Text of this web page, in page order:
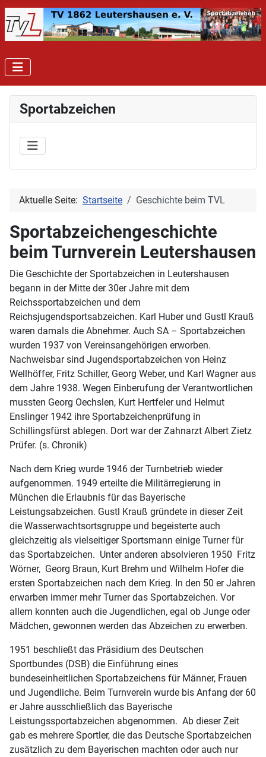
Sportabzeichen
Aktuelle Seite: Startseite Geschichte beim TVL
Sportabzeichengeschichte
beim Turnverein Leutershausen
Die Geschichte der Sportabzeichen in Leutershausen
begann in der Mitte der 30er Jahre mit dem
Reichssportabzeichen und dem
Reichsjugendsportsabzeichen. Karl Huber und Gustl Krauß
waren damals die Abnehmer. Auch SA – Sportabzeichen
wurden 1937 von Vereinsangehörigen erworben.
Nachweisbar sind Jugendsportabzeichen von Heinz
Wellhöffer, Fritz Schiller, Georg Weber, und Karl Wagner aus
dem Jahre 1938. Wegen Einberufung der Verantwortlichen
mussten Georg Oechslen, Kurt Hertfeler und Helmut
Enslinger 1942 ihre Sportabzeichenprüfung in
Schillingsfürst ablegen. Dort war der Zahnarzt Albert Zietz
Prüfer. (s. Chronik)
Nach dem Krieg wurde 1946 der Turnbetrieb wieder
aufgenommen. 1949 erteilte die Militärregierung in
München die Erlaubnis für das Bayerische
Leistungsabzeichen. Gustl Krauß gründete in dieser Zeit
die Wasserwachtsortsgruppe und begeisterte auch
gleichzeitig als vielseitiger Sportsmann einige Turner für
das Sportabzeichen. Unter anderen absolvieren 1950 Fritz
Wörner, Georg Braun, Kurt Brehm und Wilhelm Hofer die
ersten Sportabzeichen nach dem Krieg. In den 50 er Jahren
erwarben immer mehr Turner das Sportabzeichen. Vor
allem konnten auch die Jugendlichen, egal ob Junge oder
Mädchen, gewonnen werden das Abzeichen zu erwerben.
1951 beschließt das Präsidium des Deutschen
Sportbundes (DSB) die Einführung eines
bundeseinheitlichen Sportabzeichens für Männer, Frauen
und Jugendliche. Beim Turnverein wurde bis Anfang der 60
er Jahre ausschließlich das Bayerische
Leistungssportabzeichen abgenommen. Ab dieser Zeit
gab es mehrere Sportler, die das Deutsche Sportabzeichen
zusätzlich zu dem Bayerischen machten oder auch nur